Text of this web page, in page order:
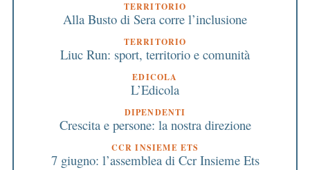
TERRITORIO
Alla Busto di Sera corre l’inclusione
TERRITORIO
Liuc Run: sport, territorio e comunità
EDICOLA
L’Edicola
DIPENDENTI
Crescita e persone: la nostra direzione
CCR INSIEME ETS
7 giugno: l’assemblea di Ccr Insieme Ets